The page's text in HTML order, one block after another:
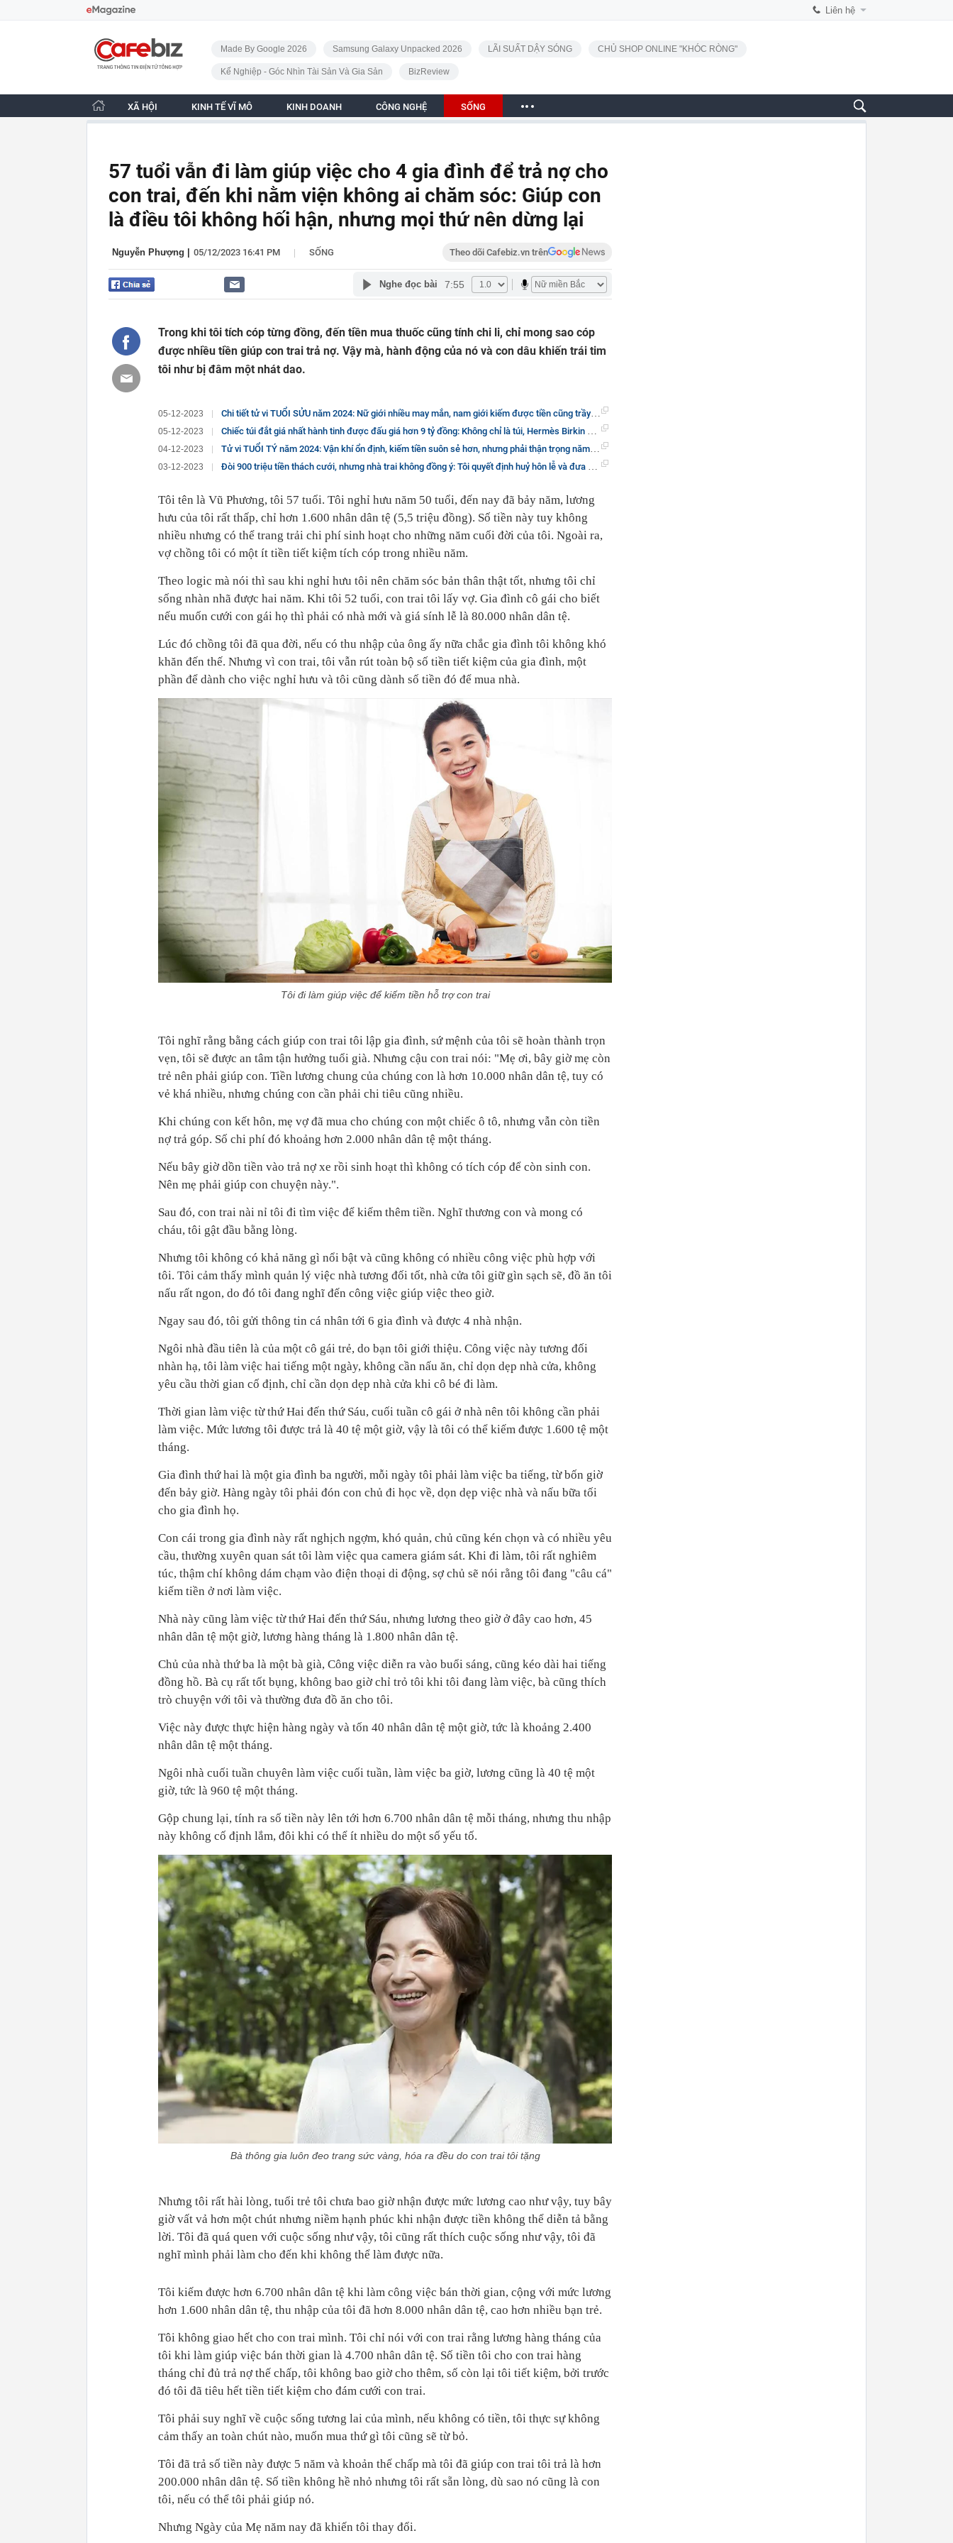
Liên hệ
CafeBiz - Trang chủ
Made By Google 2026 Samsung Galaxy Unpacked 2026 LÃI SUẤT DẬY SÓNG CHỦ SHOP ONLINE "KHÓC RÒNG"
Kế Nghiệp - Góc Nhìn Tài Sản Và Gia Sản BizReview
XÃ HỘI KINH TẾ VĨ MÔ KINH DOANH CÔNG NGHỆ SỐNG
57 tuổi vẫn đi làm giúp việc cho 4 gia đình để trả nợ cho
con trai, đến khi nằm viện không ai chăm sóc: Giúp con
là điều tôi không hối hận, nhưng mọi thứ nên dừng lại
Nguyễn Phượng 05/12/2023 16:41 PM | SỐNG Theo dõi Cafebiz.vn trên
Nghe đọc bài 7:55
Trong khi tôi tích cóp từng đồng, đến tiền mua thuốc cũng tính chi li, chỉ mong sao cóp
được nhiều tiền giúp con trai trả nợ. Vậy mà, hành động của nó và con dâu khiến trái tim
tôi như bị đâm một nhát dao.
05-12-2023 Chi tiết tử vi TUỔI SỬU năm 2024: Nữ giới nhiều may mắn, nam giới kiếm được tiền cũng trầy da tróc vảy
05-12-2023 Chiếc túi đắt giá nhất hành tinh được đấu giá hơn 9 tỷ đồng: Không chỉ là túi, Hermès Birkin còn là biểu tượng của giàu có và quyền lực
04-12-2023 Tử vi TUỔI TÝ năm 2024: Vận khí ổn định, kiếm tiền suôn sẻ hơn, nhưng phải thận trọng năm tam tai cuối cùng
03-12-2023 Đòi 900 triệu tiền thách cưới, nhưng nhà trai không đồng ý: Tôi quyết định huỷ hôn lễ và đưa con gái về nhà chăm sóc
Tôi tên là Vũ Phương, tôi 57 tuổi. Tôi nghỉ hưu năm 50 tuổi, đến nay đã bảy năm, lương
hưu của tôi rất thấp, chỉ hơn 1.600 nhân dân tệ (5,5 triệu đồng). Số tiền này tuy không
nhiều nhưng có thể trang trải chi phí sinh hoạt cho những năm cuối đời của tôi. Ngoài ra,
vợ chồng tôi có một ít tiền tiết kiệm tích cóp trong nhiều năm.
Theo logic mà nói thì sau khi nghỉ hưu tôi nên chăm sóc bản thân thật tốt, nhưng tôi chỉ
sống nhàn nhã được hai năm. Khi tôi 52 tuổi, con trai tôi lấy vợ. Gia đình cô gái cho biết
nếu muốn cưới con gái họ thì phải có nhà mới và giá sính lễ là 80.000 nhân dân tệ.
Lúc đó chồng tôi đã qua đời, nếu có thu nhập của ông ấy nữa chắc gia đình tôi không khó
khăn đến thế. Nhưng vì con trai, tôi vẫn rút toàn bộ số tiền tiết kiệm của gia đình, một
phần để dành cho việc nghỉ hưu và tôi cũng dành số tiền đó để mua nhà.
Tôi đi làm giúp việc để kiếm tiền hỗ trợ con trai
Tôi nghĩ rằng bằng cách giúp con trai tôi lập gia đình, sứ mệnh của tôi sẽ hoàn thành trọn
vẹn, tôi sẽ được an tâm tận hưởng tuổi già. Nhưng cậu con trai nói: "Mẹ ơi, bây giờ mẹ còn
trẻ nên phải giúp con. Tiền lương chung của chúng con là hơn 10.000 nhân dân tệ, tuy có
vẻ khá nhiều, nhưng chúng con cần phải chi tiêu cũng nhiều.
Khi chúng con kết hôn, mẹ vợ đã mua cho chúng con một chiếc ô tô, nhưng vẫn còn tiền
nợ trả góp. Số chi phí đó khoảng hơn 2.000 nhân dân tệ một tháng.
Nếu bây giờ dồn tiền vào trả nợ xe rồi sinh hoạt thì không có tích cóp để còn sinh con.
Nên mẹ phải giúp con chuyện này.".
Sau đó, con trai nài nỉ tôi đi tìm việc để kiếm thêm tiền. Nghĩ thương con và mong có
cháu, tôi gật đầu bằng lòng.
Nhưng tôi không có khả năng gì nổi bật và cũng không có nhiều công việc phù hợp với
tôi. Tôi cảm thấy mình quản lý việc nhà tương đối tốt, nhà cửa tôi giữ gìn sạch sẽ, đồ ăn tôi
nấu rất ngon, do đó tôi đang nghĩ đến công việc giúp việc theo giờ.
Ngay sau đó, tôi gửi thông tin cá nhân tới 6 gia đình và được 4 nhà nhận.
Ngôi nhà đầu tiên là của một cô gái trẻ, do bạn tôi giới thiệu. Công việc này tương đối
nhàn hạ, tôi làm việc hai tiếng một ngày, không cần nấu ăn, chỉ dọn dẹp nhà cửa, không
yêu cầu thời gian cố định, chỉ cần dọn dẹp nhà cửa khi cô bé đi làm.
Thời gian làm việc từ thứ Hai đến thứ Sáu, cuối tuần cô gái ở nhà nên tôi không cần phải
làm việc. Mức lương tôi được trả là 40 tệ một giờ, vậy là tôi có thể kiếm được 1.600 tệ một
tháng.
Gia đình thứ hai là một gia đình ba người, mỗi ngày tôi phải làm việc ba tiếng, từ bốn giờ
đến bảy giờ. Hàng ngày tôi phải đón con chủ đi học về, dọn dẹp việc nhà và nấu bữa tối
cho gia đình họ.
Con cái trong gia đình này rất nghịch ngợm, khó quản, chủ cũng kén chọn và có nhiều yêu
cầu, thường xuyên quan sát tôi làm việc qua camera giám sát. Khi đi làm, tôi rất nghiêm
túc, thậm chí không dám chạm vào điện thoại di động, sợ chủ sẽ nói rằng tôi đang "câu cá"
kiếm tiền ở nơi làm việc.
Nhà này cũng làm việc từ thứ Hai đến thứ Sáu, nhưng lương theo giờ ở đây cao hơn, 45
nhân dân tệ một giờ, lương hàng tháng là 1.800 nhân dân tệ.
Chủ của nhà thứ ba là một bà già, Công việc diễn ra vào buổi sáng, cũng kéo dài hai tiếng
đồng hồ. Bà cụ rất tốt bụng, không bao giờ chỉ trỏ tôi khi tôi đang làm việc, bà cũng thích
trò chuyện với tôi và thường đưa đồ ăn cho tôi.
Việc này được thực hiện hàng ngày và tốn 40 nhân dân tệ một giờ, tức là khoảng 2.400
nhân dân tệ một tháng.
Ngôi nhà cuối tuần chuyên làm việc cuối tuần, làm việc ba giờ, lương cũng là 40 tệ một
giờ, tức là 960 tệ một tháng.
Gộp chung lại, tính ra số tiền này lên tới hơn 6.700 nhân dân tệ mỗi tháng, nhưng thu nhập
này không cố định lắm, đôi khi có thể ít nhiều do một số yếu tố.
Bà thông gia luôn đeo trang sức vàng, hóa ra đều do con trai tôi tặng
Nhưng tôi rất hài lòng, tuổi trẻ tôi chưa bao giờ nhận được mức lương cao như vậy, tuy bây
giờ vất vả hơn một chút nhưng niềm hạnh phúc khi nhận được tiền không thể diễn tả bằng
lời. Tôi đã quá quen với cuộc sống như vậy, tôi cũng rất thích cuộc sống như vậy, tôi đã
nghĩ mình phải làm cho đến khi không thể làm được nữa.
Tôi kiếm được hơn 6.700 nhân dân tệ khi làm công việc bán thời gian, cộng với mức lương
hơn 1.600 nhân dân tệ, thu nhập của tôi đã hơn 8.000 nhân dân tệ, cao hơn nhiều bạn trẻ.
Tôi không giao hết cho con trai mình. Tôi chỉ nói với con trai rằng lương hàng tháng của
tôi khi làm giúp việc bán thời gian là 4.700 nhân dân tệ. Số tiền tôi cho con trai hàng
tháng chỉ đủ trả nợ thế chấp, tôi không bao giờ cho thêm, số còn lại tôi tiết kiệm, bởi trước
đó tôi đã tiêu hết tiền tiết kiệm cho đám cưới con trai.
Tôi phải suy nghĩ về cuộc sống tương lai của mình, nếu không có tiền, tôi thực sự không
cảm thấy an toàn chút nào, muốn mua thứ gì tôi cũng sẽ từ bỏ.
Tôi đã trả số tiền này được 5 năm và khoản thế chấp mà tôi đã giúp con trai tôi trả là hơn
200.000 nhân dân tệ. Số tiền không hề nhỏ nhưng tôi rất sẵn lòng, dù sao nó cũng là con
tôi, nếu có thể tôi phải giúp nó.
Nhưng Ngày của Mẹ năm nay đã khiến tôi thay đổi.